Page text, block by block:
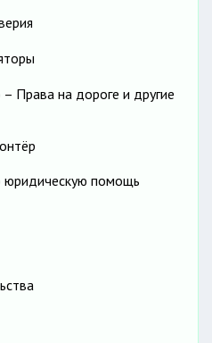
Права на дороге и другие
юридическую помощь